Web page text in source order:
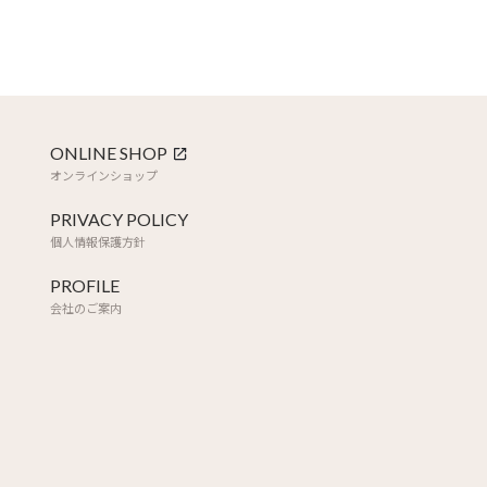
ONLINE SHOP
オンラインショップ
PRIVACY POLICY
個人情報保護方針
PROFILE
会社のご案内